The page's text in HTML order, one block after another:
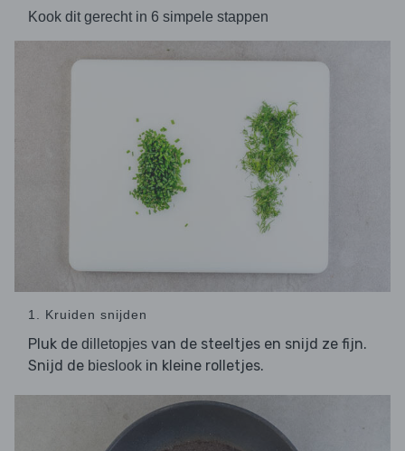
Kook dit gerecht in 6 simpele stappen
1. Kruiden snijden
Pluk de dilletopjes van de steeltjes en snijd ze fijn.
Snijd de bieslook in kleine rolletjes.